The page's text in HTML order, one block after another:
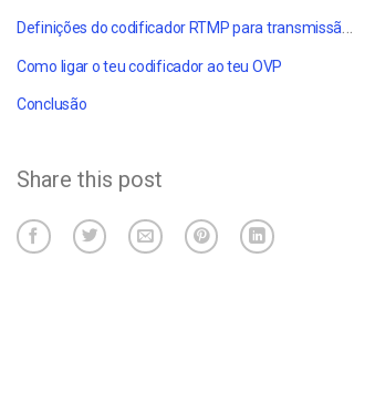
Definições do codificador RTMP para transmissão HLS
Como ligar o teu codificador ao teu OVP
Conclusão
Share this post